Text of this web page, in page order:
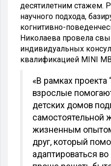
десятилетним стажем.
научного подхода,
когнитивно-
Николаева провела
индивидуальных
квалификацией MINI
«В рамках проекта
взрослые
детских домов
самостоятельной
жизненным
друг, который
адаптироваться